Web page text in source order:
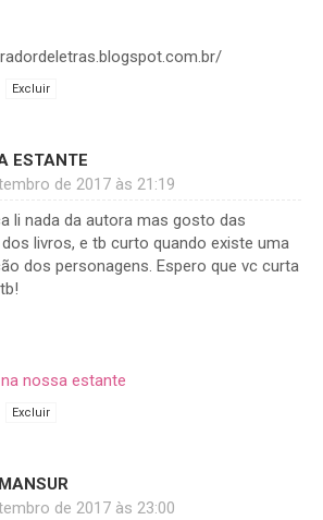
Excluir
ESTANTE
de 2017 às 21:19
li nada da autora mas gosto das
livros, e tb curto quando existe uma
dos personagens. Espero que vc curta
nossa estante
Excluir
de 2017 às 23:00